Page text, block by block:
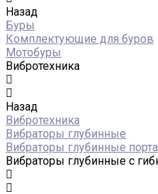
Назад
Буры
Комплектующие для буров
Мотобуры
Вибротехника
Назад
Вибротехника
Вибраторы глубинные
Вибраторы глубинные
Вибраторы глубинные с